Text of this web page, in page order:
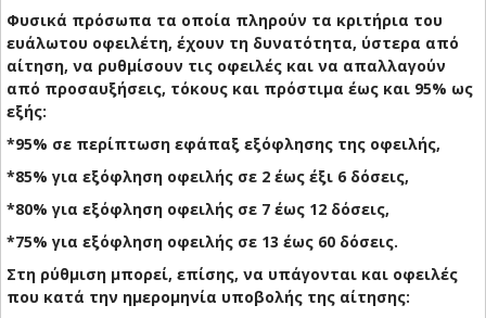
Φυσικά πρόσωπα τα οποία πληρούν τα κριτήρια του
ευάλωτου οφειλέτη, έχουν τη δυνατότητα, ύστερα από
αίτηση, να ρυθμίσουν τις οφειλές και να απαλλαγούν
από προσαυξήσεις, τόκους και πρόστιμα έως και 95% ως
εξής:
*95% σε περίπτωση εφάπαξ εξόφλησης της οφειλής,
*85% για εξόφληση οφειλής σε 2 έως έξι 6 δόσεις,
*80% για εξόφληση οφειλής σε 7 έως 12 δόσεις,
*75% για εξόφληση οφειλής σε 13 έως 60 δόσεις.
Στη ρύθμιση μπορεί, επίσης, να υπάγονται και οφειλές
που κατά την ημερομηνία υποβολής της αίτησης: